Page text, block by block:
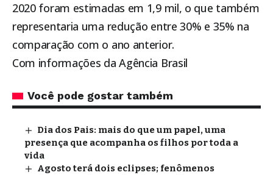
2020 foram estimadas em 1,9 mil, o que também
representaria uma redução entre 30% e 35% na
comparação com o ano anterior.
Com informações da Agência Brasil
Você pode gostar também
Dia dos Pais: mais do que um papel, uma
presença que acompanha os filhos por toda a
vida
Agosto terá dois eclipses; fenômenos